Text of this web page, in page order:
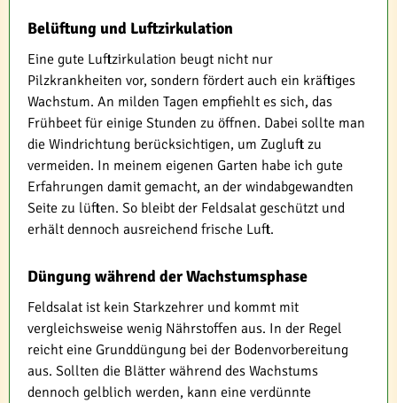
Belüftung und Luftzirkulation
Eine gute Luftzirkulation beugt nicht nur
Pilzkrankheiten vor, sondern fördert auch ein kräftiges
Wachstum. An milden Tagen empfiehlt es sich, das
Frühbeet für einige Stunden zu öffnen. Dabei sollte man
die Windrichtung berücksichtigen, um Zugluft zu
vermeiden. In meinem eigenen Garten habe ich gute
Erfahrungen damit gemacht, an der windabgewandten
Seite zu lüften. So bleibt der Feldsalat geschützt und
erhält dennoch ausreichend frische Luft.
Düngung während der Wachstumsphase
Feldsalat ist kein Starkzehrer und kommt mit
vergleichsweise wenig Nährstoffen aus. In der Regel
reicht eine Grunddüngung bei der Bodenvorbereitung
aus. Sollten die Blätter während des Wachstums
dennoch gelblich werden, kann eine verdünnte